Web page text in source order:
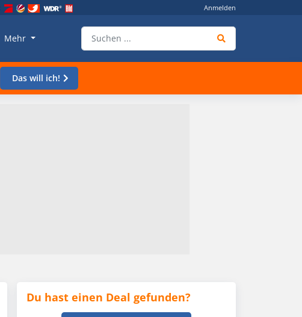
Anmelden
Mehr
Das will ich!
Du hast einen Deal gefunden?